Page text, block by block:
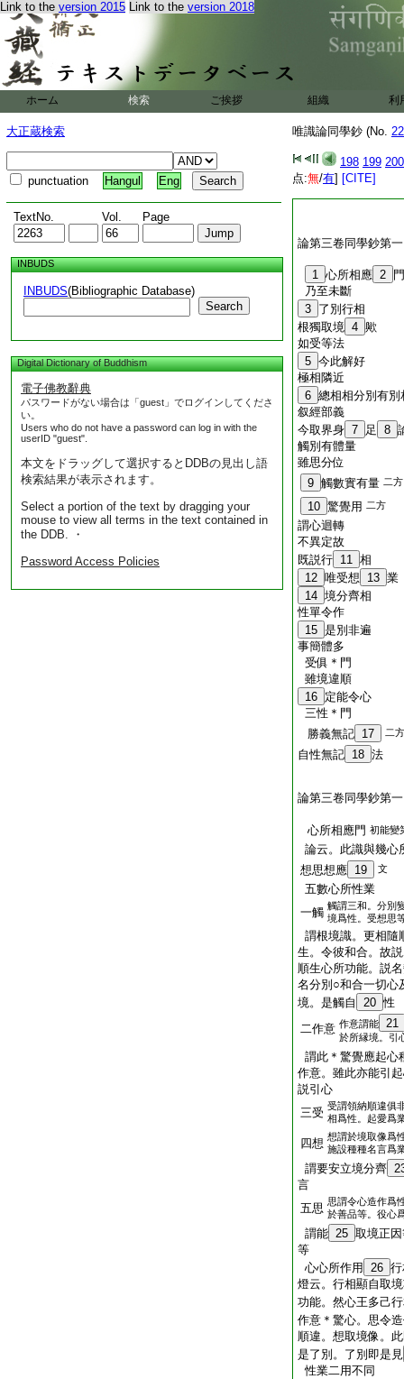
Link to the version 2015 Link to the version 2018
ホーム 検索 ご挨拶 組織 利
大正蔵検索
punctuation Hangul Eng
TextNo. Vol. Page
INBUDS
INBUDS(Bibliographic Database)
Search
Digital Dictionary of Buddhism
電子佛教辭典
パスワードがない場合は「guest」でログインしてくださ
い。
Users who do not have a password can log in with the
userID "guest".
本文をドラッグして選択するとDDBの見出し語
検索結果が表示されます。
Select a portion of the text by dragging your
mouse to view all terms in the text contained in
the DDB. ・
Password Access Policies
唯識論同學鈔 (No.
198 199 200
点:無/有] [CITE]
論第三卷同學鈔第
1 心所相應 2
門
乃至未斷
3 了別行相
根獨取境 4 歟
如受等法
5 今此解好
極相隣近
6 總相相分別有別
叙經部義
今取界身 7 足 8
觸別有體量
雖思分位
9 觸數實有量 二方
10 驚覺用 二方
謂心迴轉
不異定故
既説行 11 相
12 唯受想 13 業
14 境分齊相
性單令作
15 是別非遍
事簡體多
受俱＊門
雖境違順
16 定能令心
三性＊門
勝義無記 17 二方
自性無記 18 法
論第三卷同學鈔第一
心所相應門 初能變
論云。此識與幾心
想思想應 19 文
五數心所性業
一觸 觸謂三和。分別
境爲性。受想思
謂根境識。更相隨
生。令彼和合。故
順生心所功能。説
名分別○和合一切心
境。是觸自
20 性
二作意 作意謂能 21
於所縁境。引
謂此＊驚覺應起心
作意。雖此亦能引
説引心
三受 受謂領納順違俱
相爲性。起愛爲
四想 想謂於境取像爲
施設種種名言爲
謂要安立境分齊
言
五思 思謂令心造作爲
於善品等。役心
謂能 25 取境正
等
心心所作用
26
燈云。行相顯自取
功能。然心王多己
作意＊驚心。思令
順違。想取境像。
是了別。了別即是見
性業二用不同